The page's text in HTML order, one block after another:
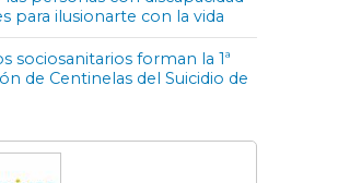
para ilusionarte con la vida
sociosanitarios forman la 1ª
de Centinelas del Suicidio de